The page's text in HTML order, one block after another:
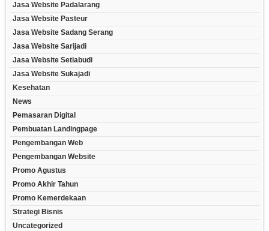
Jasa Website Padalarang
Jasa Website Pasteur
Jasa Website Sadang Serang
Jasa Website Sarijadi
Jasa Website Setiabudi
Jasa Website Sukajadi
Kesehatan
News
Pemasaran Digital
Pembuatan Landingpage
Pengembangan Web
Pengembangan Website
Promo Agustus
Promo Akhir Tahun
Promo Kemerdekaan
Strategi Bisnis
Uncategorized